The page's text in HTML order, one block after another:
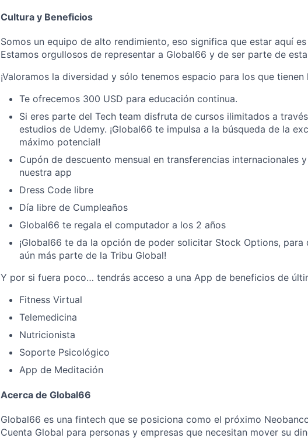
Cultura y Beneficios
Somos un equipo de alto rendimiento, eso significa que estar aquí
Estamos orgullosos de representar a Global66 y de ser parte de
¡Valoramos la diversidad y sólo tenemos espacio para los que
Te ofrecemos 300 USD para educación continua.
Si eres parte del Tech team disfruta de cursos ilimitados a
estudios de Udemy. ¡Global66 te impulsa a la búsqueda de la
máximo potencial!
Cupón de descuento mensual en transferencias internacionales
nuestra app
Dress Code libre
Día libre de Cumpleaños
Global66 te regala el computador a los 2 años
¡Global66 te da la opción de poder solicitar Stock Options, para
aún más parte de la Tribu Global!
Y por si fuera poco… tendrás acceso a una App de beneficios de
Fitness Virtual
Telemedicina
Nutricionista
Soporte Psicológico
App de Meditación
Acerca de Global66
Global66 es una fintech que se posiciona como el próximo
Cuenta Global para personas y empresas que necesitan mover su